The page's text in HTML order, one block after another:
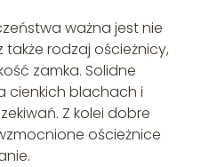
ważna jest nie
rodzaj ościeżnicy,
zamka. Solidne
cienkich blachach i
Z kolei dobre
ościeżnice